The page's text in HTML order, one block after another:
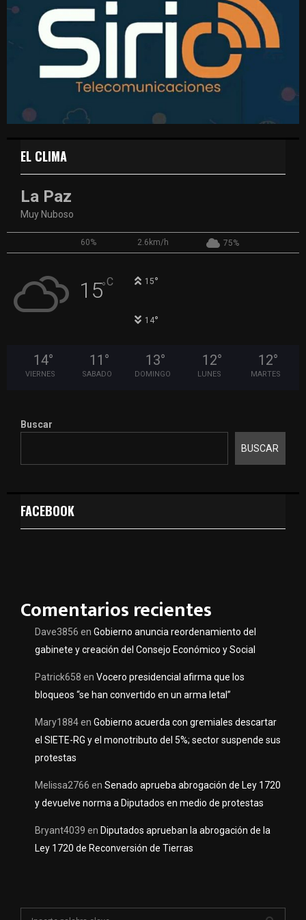
EL CLIMA
La Paz
Muy Nuboso
60% 2.6km/h 75%
15°C 15°
14°
14°
VIERNES
11 °
SABADO
13°
DOMINGO
12°
LUNES
12°
MARTES
Buscar
BUSCAR
FACEBOOK
Comentarios recientes
Dave3856 en Gobierno anuncia reordenamiento del
gabinete y creación del Consejo Económico y Social
Patrick658 en Vocero presidencial afirma que los
bloqueos “se han convertido en un arma letal”
Mary1884en Gobierno acuerda con gremiales descartar
el SIETE-RG y el monotributo del 5%; sector suspende sus
protestas
Melissa2766 en Senado aprueba abrogación de Ley 1720
y devuelve norma a Diputados en medio de protestas
Bryant4039 en Diputados aprueban la abrogación de la
Ley 1720 de Reconversión de Tierras